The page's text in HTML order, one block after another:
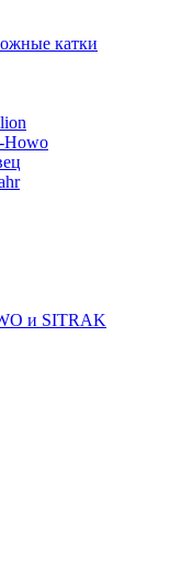
катки
Howo
и SITRAK